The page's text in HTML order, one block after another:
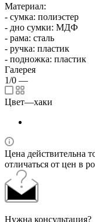
Материал:
- сумка: полиэстер
- дно сумки: МДФ
- рама: сталь
- ручка: пластик
- подножка: пластик
Галерея
1/0 —
Цвет—хаки
Цена действительна
отличаться от цен в
Нужна консультация?